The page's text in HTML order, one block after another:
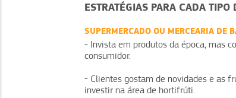
ESTRATÉGIAS PARA CADA TIPO
SUPERMERCADO OU MERCEARIA DE
- Invista em produtos da época, mas
consumidor.
- Clientes gostam de novidades e as
investir na área de hortifrúti.